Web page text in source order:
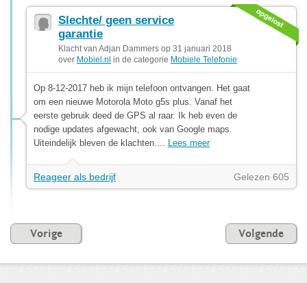
Slechte/ geen service
garantie
Klacht van Adjan Dammers op 31 januari 2018
over Mobiel.nl in de categorie Mobiele Telefonie
Op 8-12-2017 heb ik mijn telefoon ontvangen. Het gaat
om een nieuwe Motorola Moto g5s plus. Vanaf het
eerste gebruik deed de GPS al raar. Ik heb even de
nodige updates afgewacht, ook van Google maps.
Uiteindelijk bleven de klachten.... Lees meer
Reageer als bedrijf Gelezen 605
Vorige Volgende